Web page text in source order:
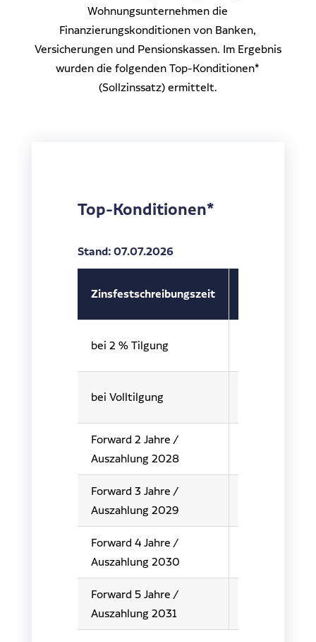
Wohnungsunternehmen die
Finanzierungskonditionen von Banken,
Versicherungen und Pensionskassen. Im Ergebnis
wurden die folgenden Top-Konditionen*
(Sollzinssatz) ermittelt.
Top-Konditionen*
Stand: 07.07.2026
Zinsfestschreibungszeit
bei 2 % Tilgung
bei Volltilgung
Forward 2 Jahre /
Auszahlung 2028
Forward 3 Jahre /
Auszahlung 2029
Forward 4 Jahre /
Auszahlung 2030
Forward 5 Jahre /
Auszahlung 2031